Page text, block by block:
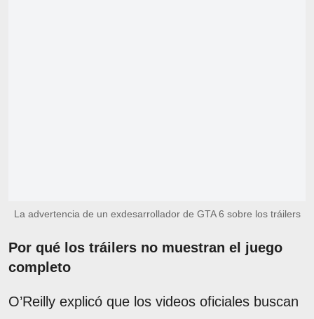
La advertencia de un exdesarrollador de GTA 6 sobre los tráilers
Por qué los tráilers no muestran el juego
completo
O’Reilly explicó que los videos oficiales buscan